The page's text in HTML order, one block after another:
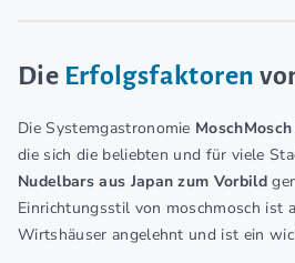
Die Erfolgsfaktoren
Die Systemgastronomie MoschMosch
die sich die beliebten und für viele
Nudelbars aus Japan zum Vorbild
Einrichtungsstil von moschmosch ist
Wirtshäuser angelehnt und ist ein